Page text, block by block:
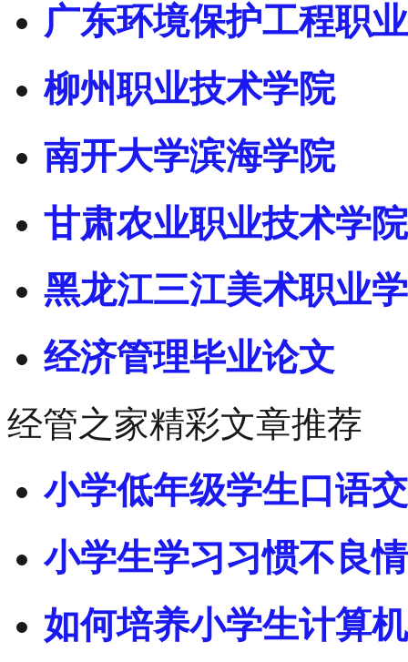
广东环境保护工程职
柳州职业技术学院
南开大学滨海学院
甘肃农业职业技术学院
黑龙江三江美术职业
经济管理毕业论文
经管之家精彩文章推荐
小学低年级学生口语
小学生学习习惯不良
如何培养小学生计算